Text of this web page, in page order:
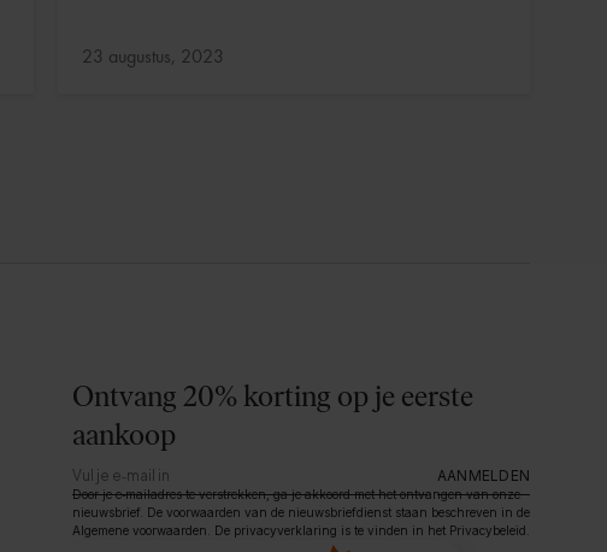
Bijgewerkt:
23 augustus, 2023
Ontvang 20% korting op je eerste
aankoop
AANMELDEN
Door je e‑mailadres te verstrekken, ga je akkoord met het ontvangen van onze
nieuwsbrief. De voorwaarden van de nieuwsbriefdienst staan beschreven in de
Algemene voorwaarden. De privacyverklaring is te vinden in het Privacybeleid.